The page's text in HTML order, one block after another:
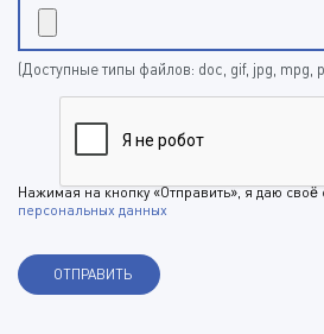
(Доступные типы файлов: doc, gif, jpg, mpg,
Нажимая на кнопку «Отправить», я даю своё
персональных данных